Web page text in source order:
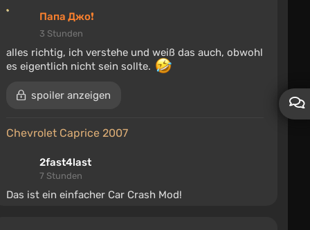
Папа Джо❗
3 Stunden
alles richtig, ich verstehe und weiß das auch, obwohl
es eigentlich nicht sein sollte.
spoiler anzeigen
Chevrolet Caprice 2007
2fast4last
7 Stunden
Das ist ein einfacher Car Crash Mod!